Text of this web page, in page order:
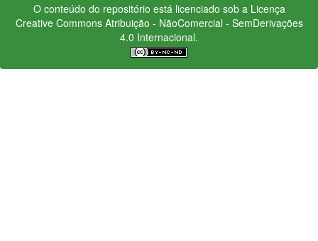
O conteúdo do repositório está licenciado sob a Licença
Creative CommonsAtribuição - NãoComercial - SemDerivações
4.0 Internacional.